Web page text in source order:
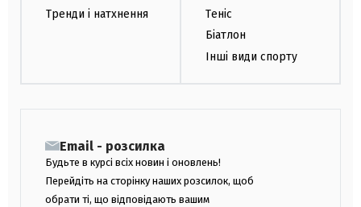
Тренди і натхнення
Теніс
Біатлон
Інші види спорту
Email - розсилка
Будьте в курсі всіх новин і оновлень!
Перейдіть на сторінку наших розсилок, щоб
обрати ті, що відповідають вашим